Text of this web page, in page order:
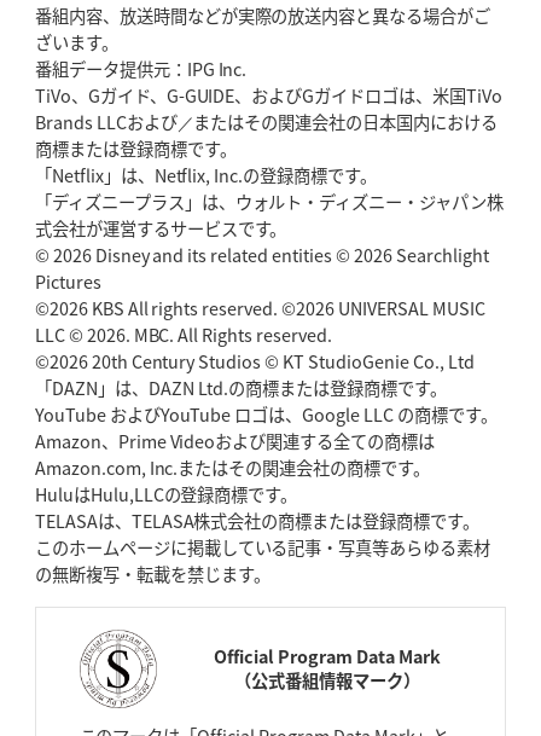
番組内容、放送時間などが実際の放送内容と異なる場合がご
ざいます。
番組データ提供元：IPG Inc.
TiVo、Gガイド、G-GUIDE、およびGガイドロゴは、米国TiVo
Brands LLCおよび／またはその関連会社の日本国内における
商標または登録商標です。
「Netflix」は、Netflix, Inc.の登録商標です。
「ディズニープラス」は、ウォルト・ディズニー・ジャパン株
式会社が運営するサービスです。
© 2026 Disney and its related entities © 2026 Searchlight
Pictures
©2026 KBS All rights reserved. ©2026 UNIVERSAL MUSIC
LLC © 2026. MBC. All Rights reserved.
©2026 20th Century Studios © KT StudioGenie Co., Ltd
「DAZN」は、DAZN Ltd.の商標または登録商標です。
YouTube およびYouTube ロゴは、Google LLC の商標です。
Amazon、Prime Videoおよび関連する全ての商標は
Amazon.com, Inc.またはその関連会社の商標です。
HuluはHulu,LLCの登録商標です。
TELASAは、TELASA株式会社の商標または登録商標です。
このホームページに掲載している記事・写真等あらゆる素材
の無断複写・転載を禁じます。
Official Program Data Mark
（公式番組情報マーク）